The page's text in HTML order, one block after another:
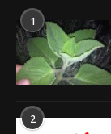
1
2